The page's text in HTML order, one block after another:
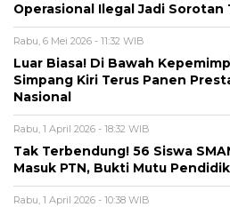
Operasional Ilegal Jadi Sorotan
Rabu, 6 Mei 2026 - 11:32 WIB
Luar Biasa! Di Bawah
Simpang Kiri Terus Panen
Nasional
Rabu, 1 April 2026 - 18:32 WIB
Tak Terbendung! 56 Siswa
Masuk PTN, Bukti Mutu
Rabu, 1 April 2026 - 10:38 WIB